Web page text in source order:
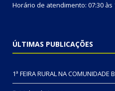
Horário de atendimento: 07:30 às
ÚLTIMAS PUBLICAÇÕES
1ª FEIRA RURAL NA COMUNIDADE